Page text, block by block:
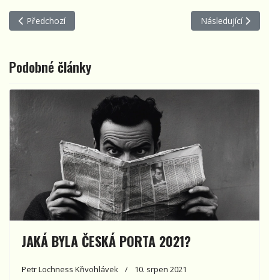
Předchozí článek: Jak dopadlo Moravskoslezské oblastní kolo
Předchozí Další článek:
Následující
Podobné články
JAKÁ BYLA ČESKÁ PORTA 2021?
Petr Lochness Křivohlávek 10. srpen 2021